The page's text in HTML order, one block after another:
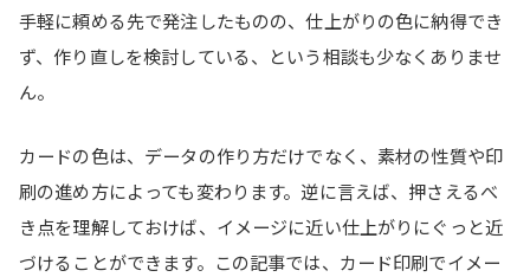
手軽に頼める先で発注したものの、仕上がりの色に納得でき
ず、作り直しを検討している、という相談も少なくありませ
ん。
カードの色は、データの作り方だけでなく、素材の性質や印
刷の進め方によっても変わります。逆に言えば、押さえるべ
き点を理解しておけば、イメージに近い仕上がりにぐっと近
づけることができます。この記事では、カード印刷でイメー